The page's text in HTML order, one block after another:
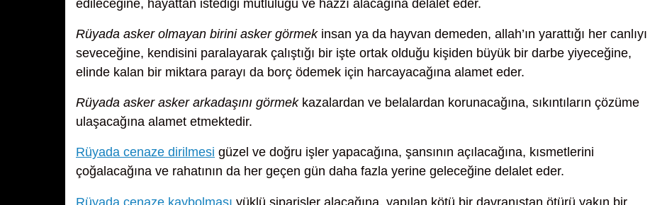
edileceğine, hayattan istediği mutluluğu ve hazzı alacağına delalet eder.
Rüyada asker olmayan birini asker görmekinsan ya da hayvan demeden, allah’ın yarattığı her canlıyı
seveceğine, kendisini paralayarak çalıştığı bir işte ortak olduğu kişiden büyük bir darbe yiyeceğine,
elinde kalan bir miktara parayı da borç ödemek için harcayacağına alamet eder.
Rüyada asker asker arkadaşını görmekkazalardan ve belalardan korunacağına, sıkıntıların çözüme
ulaşacağına alamet etmektedir.
Rüyada cenaze dirilmesi güzel ve doğru işler yapacağına, şansının açılacağına, kısmetlerini
çoğalacağına ve rahatının da her geçen gün daha fazla yerine geleceğine delalet eder.
Rüyada cenaze kaybolması yüklü siparişler alacağına, yapılan kötü bir davranıştan ötürü yakın bir